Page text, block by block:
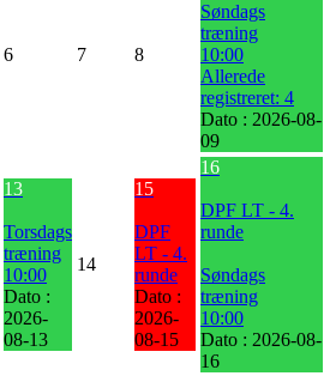
6 7 8
Søndags
træning
10:00
Allerede
registreret: 4
Dato : 2026-08-
09
13
Torsdags
træning
10:00
Dato :
2026-
08-13
14
15
DPF
LT - 4.
runde
Dato :
2026-
08-15
16
DPF LT - 4.
runde
Søndags
træning
10:00
Dato : 2026-08-
16